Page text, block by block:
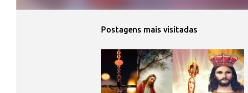
Postagens mais visitadas